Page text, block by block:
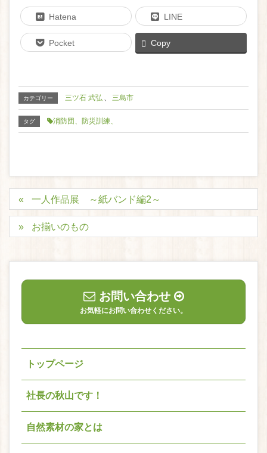
Hatena LINE
Pocket Copy
カテゴリー 三ツ石 武弘 、 三島市
タグ 消防団、防災訓練、
一人作品展 ～紙バンド編2～
お揃いのもの
お問い合わせ
お気軽にお問い合わせください。
トップページ
社長の秋山です！
自然素材の家とは